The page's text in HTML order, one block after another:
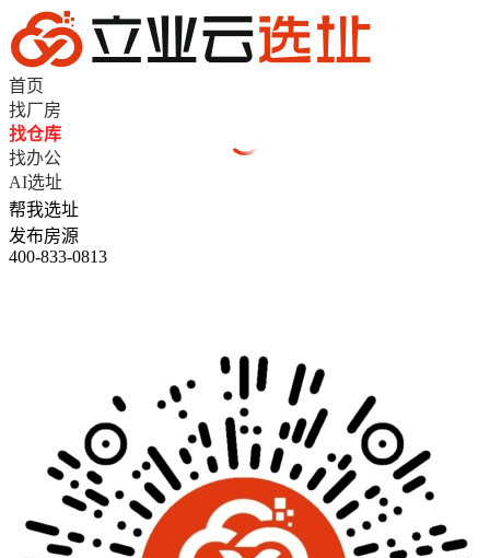
首页
找厂房
找仓库
找办公
AI选址
帮我选址
发布房源
400-833-0813